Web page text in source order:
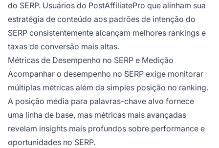
do SERP. Usuários do PostAffiliatePro que alinham sua
estratégia de conteúdo aos padrões de intenção do
SERP consistentemente alcançam melhores rankings e
taxas de conversão mais altas.
Métricas de Desempenho no SERP e Medição
Acompanhar o desempenho no SERP exige monitorar
múltiplas métricas além da simples posição no ranking.
A posição média para palavras-chave alvo fornece
uma linha de base, mas métricas mais avançadas
revelam insights mais profundos sobre performance e
oportunidades no SERP.